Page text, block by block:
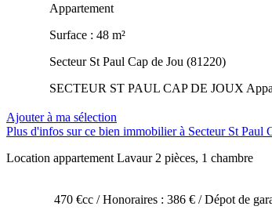
Appartement
Surface : 48 m²
Secteur St Paul Cap de Jou (81220)
SECTEUR ST PAUL CAP DE JOUX
Ajouter à ma sélection
Plus d'infos sur ce bien immobilier à Secteur St Paul
Location appartement Lavaur 2 pièces, 1 chambre
470 €cc / Honoraires : 386 € / Dépot de